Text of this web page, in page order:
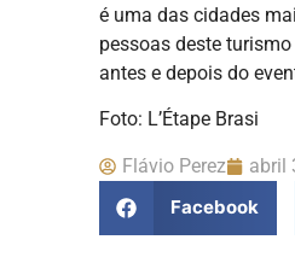
é uma das cidades
pessoas deste
antes e depois do
Foto: L’Étape Brasi
Flávio Perez abril
Facebook